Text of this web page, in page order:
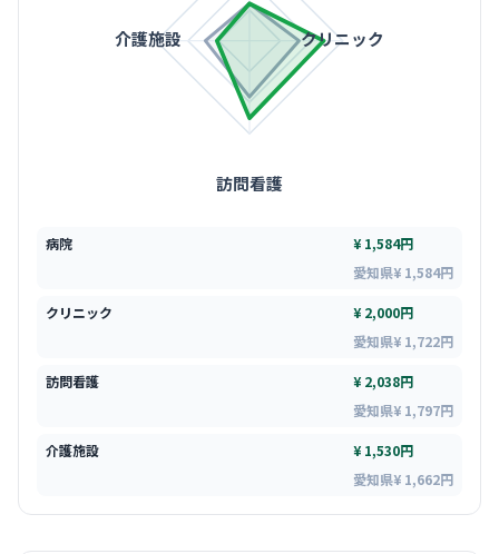
クリニック
訪問看護
介護施設
病院
¥ 1,584円
愛知県¥ 1,584円
クリニック
¥ 2,000円
愛知県¥ 1,722円
訪問看護
¥ 2,038円
愛知県¥ 1,797円
介護施設
¥ 1,530円
愛知県¥ 1,662円